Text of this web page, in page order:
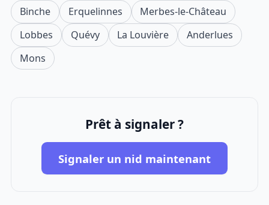
Binche Erquelinnes
Merbes-le-Château
Lobbes
Quévy La Louvière
Anderlues
Mons
Prêt à signaler ?
Signaler un nid maintenant